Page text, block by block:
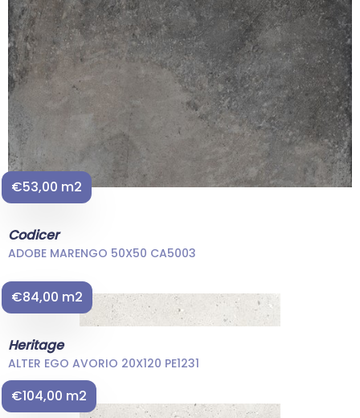
€53,00 m2
Codicer
ADOBE MARENGO 50X50 CA5003
€84,00 m2
Heritage
ALTER EGO AVORIO 20X120 PE1231
€104,00 m2